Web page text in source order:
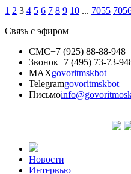
1 2 3 4 5 6 7 8 9 10 ... 7055
Связь с эфиром
СМС+7 (925) 88-88-948
Звонок+7 (495) 73-73-
MAXgovoritmskbot
Telegramgovoritmskbot
Письмо
Новости
Интервью